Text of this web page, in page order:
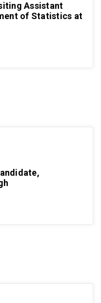
Assistant
of Statistics at